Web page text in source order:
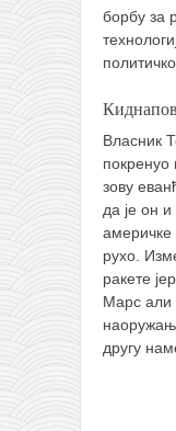
борбу за
Власник
покренуо
зову
да је он
америчке
рухо.
ракете
Марс али
другу